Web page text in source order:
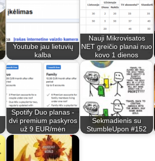
Youtube jau lietuvių
kalba
Nauji Mikrovisatos
NET greičio planai nuo
kovo 1 dienos
Spotify Duo planas -
dvi premium paskyros
už 9 EUR/mėn
Sekmadienis su
StumbleUpon #152